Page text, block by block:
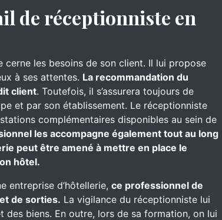
de réceptionniste en
cerne les besoins de son client. Il lui propose
à ses attentes. La recommandation du
client. Toutefois, il s’assurera toujours de
et par son établissement. Le réceptionniste
complémentaires disponibles au sein de
les accompagne également tout au long
peut être amené à mettre en place le
hôtel.
entreprise d’hôtellerie, ce professionnel de
de sorties. La vigilance du réceptionniste lui
biens. En outre, lors de sa formation, on lui